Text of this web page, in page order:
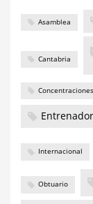
Asamblea
Cantabria
Concentraciones
Internacional
Obtuario